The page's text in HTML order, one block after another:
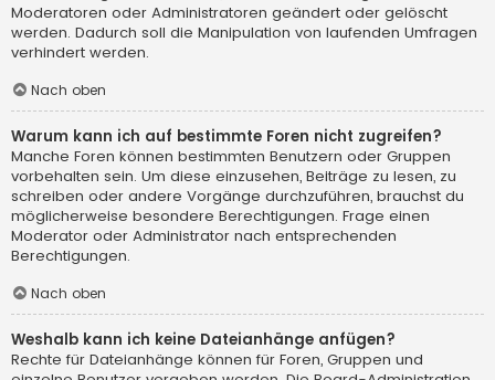
Moderatoren oder Administratoren geändert oder gelöscht
werden. Dadurch soll die Manipulation von laufenden Umfragen
verhindert werden.
Nach oben
Warum kann ich auf bestimmte Foren nicht zugreifen?
Manche Foren können bestimmten Benutzern oder Gruppen
vorbehalten sein. Um diese einzusehen, Beiträge zu lesen, zu
schreiben oder andere Vorgänge durchzuführen, brauchst du
möglicherweise besondere Berechtigungen. Frage einen
Moderator oder Administrator nach entsprechenden
Berechtigungen.
Nach oben
Weshalb kann ich keine Dateianhänge anfügen?
Rechte für Dateianhänge können für Foren, Gruppen und